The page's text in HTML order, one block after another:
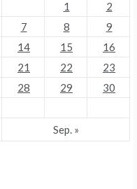
1
2
7 8
9
14 15
16
21 22
23
28 29
30
Sep. »